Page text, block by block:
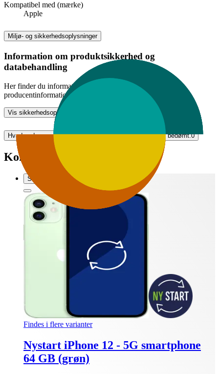
Kompatibel med (mærke)
Apple
Miljø- og sikkerhedsoplysninger
Information om produktsikkerhed og
databehandling
Her finder du information om generel produktsikkerhed og
producentinformation
Vis sikkerhedsoplysninger
Hvad andre synes (0)Dette produkt er endnu ikke blevet bedømt.0
Kompatibel med
Sammenlign
Findes i flere varianter
Nystart iPhone 12 - 5G smartphone
64 GB (grøn)